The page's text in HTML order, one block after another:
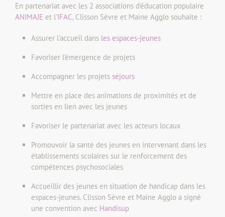
En partenariat avec les 2 associations d'éducation populaire
ANIMAJE et l'IFAC, Clisson Sèvre et Maine Agglo souhaite :
Assurer l'accueil dans les espaces-jeunes
Favoriser l'émergence de projets
Accompagner les projets séjours
Mettre en place des animations de proximités et de
sorties en lien avec les jeunes
Favoriser le partenariat avec les acteurs locaux
Promouvoir la santé des jeunes en intervenant dans les
établissements scolaires sur le renforcement des
compétences psychosociales
Accueillir des jeunes en situation de handicap dans les
espaces-jeunes. Clisson Sèvre et Maine Agglo a signé
une convention avec Handisup